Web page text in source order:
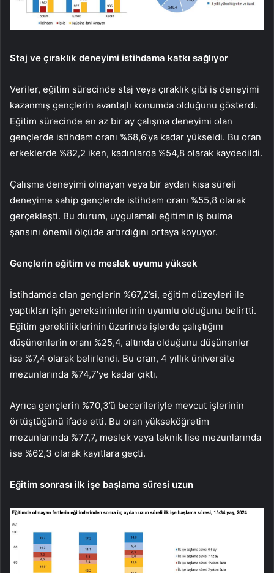
Staj ve çıraklık deneyimi istihdama katkı sağlıyor
Veriler, eğitim sürecinde staj veya çıraklık gibi iş deneyimi
kazanmış gençlerin avantajlı konumda olduğunu gösterdi.
Eğitim sürecinde en az bir ay çalışma deneyimi olan
gençlerde istihdam oranı %68,6’ya kadar yükseldi. Bu oran
erkeklerde %82,2 iken, kadınlarda %54,8 olarak kaydedildi.
Çalışma deneyimi olmayan veya bir aydan kısa süreli
deneyime sahip gençlerde istihdam oranı %55,8 olarak
gerçekleşti. Bu durum, uygulamalı eğitimin iş bulma
şansını önemli ölçüde artırdığını ortaya koyuyor.
Gençlerin eğitim ve meslek uyumu yüksek
İstihdamda olan gençlerin %67,2’si, eğitim düzeyleri ile
yaptıkları işin gereksinimlerinin uyumlu olduğunu belirtti.
Eğitim gerekliliklerinin üzerinde işlerde çalıştığını
düşünenlerin oranı %25,4, altında olduğunu düşünenler
ise %7,4 olarak belirlendi. Bu oran, 4 yıllık üniversite
mezunlarında %74,7’ye kadar çıktı.
Ayrıca gençlerin %70,3’ü becerileriyle mevcut işlerinin
örtüştüğünü ifade etti. Bu oran yükseköğretim
mezunlarında %77,7, meslek veya teknik lise mezunlarında
ise %62,3 olarak kayıtlara geçti.
Eğitim sonrası ilk işe başlama süresi uzun